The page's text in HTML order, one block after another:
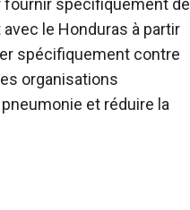
fournir spécifiquement de
le Honduras à partir
spécifiquement contre
organisations
et réduire la